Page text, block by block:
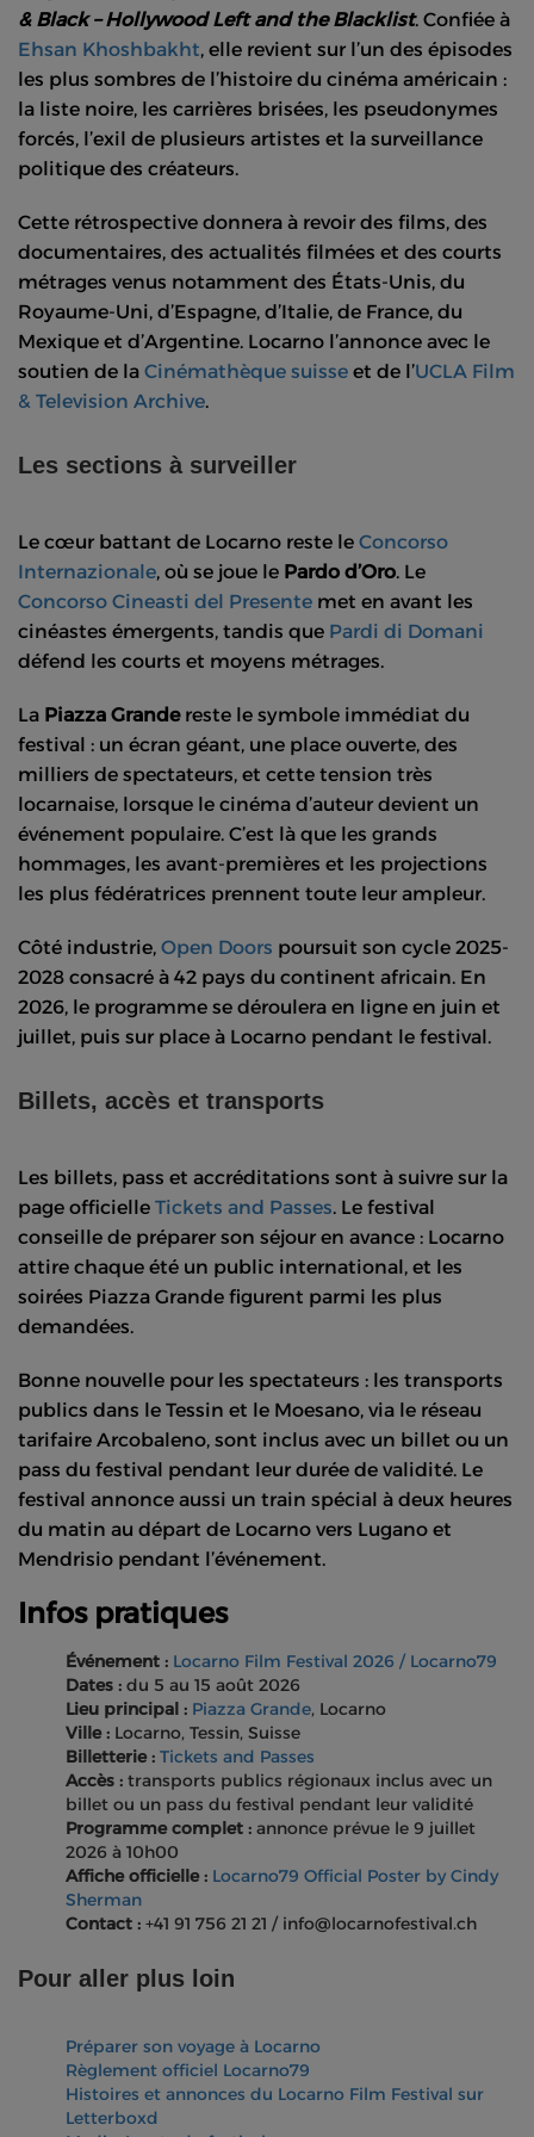
& Black – Hollywood Left and the Blacklist. Confiée à
Ehsan Khoshbakht, elle revient sur l’un des épisodes
les plus sombres de l’histoire du cinéma américain :
la liste noire, les carrières brisées, les pseudonymes
forcés, l’exil de plusieurs artistes et la surveillance
politique des créateurs.
Cette rétrospective donnera à revoir des films, des
documentaires, des actualités filmées et des courts
métrages venus notamment des États-Unis, du
Royaume-Uni, d’Espagne, d’Italie, de France, du
Mexique et d’Argentine. Locarno l’annonce avec le
soutien de la Cinémathèque suisse et de l’UCLA Film
& Television Archive.
Les sections à surveiller
Le cœur battant de Locarno reste le Concorso
Internazionale, où se joue le Pardo d’Oro. Le
Concorso Cineasti del Presente met en avant les
cinéastes émergents, tandis que Pardi di Domani
défend les courts et moyens métrages.
La Piazza Grandereste le symbole immédiat du
festival : un écran géant, une place ouverte, des
milliers de spectateurs, et cette tension très
locarnaise, lorsque le cinéma d’auteur devient un
événement populaire. C’est là que les grands
hommages, les avant-premières et les projections
les plus fédératrices prennent toute leur ampleur.
Côté industrie, Open Doors poursuit son cycle 2025-
2028 consacré à 42 pays du continent africain. En
2026, le programme se déroulera en ligne en juin et
juillet, puis sur place à Locarno pendant le festival.
Billets, accès et transports
Les billets, pass et accréditations sont à suivre sur la
page officielle Tickets and Passes. Le festival
conseille de préparer son séjour en avance : Locarno
attire chaque été un public international, et les
soirées Piazza Grande figurent parmi les plus
demandées.
Bonne nouvelle pour les spectateurs : les transports
publics dans le Tessin et le Moesano, via le réseau
tarifaire Arcobaleno, sont inclus avec un billet ou un
pass du festival pendant leur durée de validité. Le
festival annonce aussi un train spécial à deux heures
du matin au départ de Locarno vers Lugano et
Mendrisio pendant l’événement.
Infos pratiques
Événement : Locarno Film Festival 2026 / Locarno79
Dates : du 5 au 15 août 2026
Lieu principal : Piazza Grande, Locarno
Ville : Locarno, Tessin, Suisse
Billetterie : Tickets and Passes
Accès : transports publics régionaux inclus avec un
billet ou un pass du festival pendant leur validité
Programme complet : annonce prévue le 9 juillet
2026 à 10h00
Affiche officielle : Locarno79 Official Poster by Cindy
Sherman
Contact : +41 91 756 21 21 / info@locarnofestival.ch
Pour aller plus loin
Préparer son voyage à Locarno
Règlement officiel Locarno79
Histoires et annonces du Locarno Film Festival sur
Letterboxd